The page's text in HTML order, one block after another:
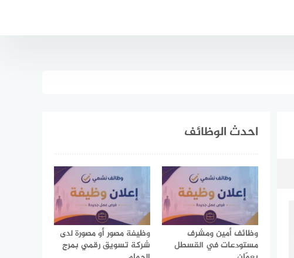
احدث الوظائف
وظائف أمين ومشرف
مستودعات في القسطل
وظيفة مصور أو مصورة لدى
شركة تسويق رقمي بمرج